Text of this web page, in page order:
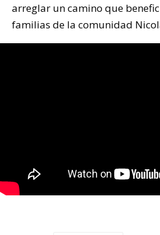
arreglar un camino que
familias de la comunidad